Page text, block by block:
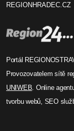
REGIONHRADEC.CZ
Portál
Provozovatelem sítě
UNIWEB . Online
tvorbu webů, SEO